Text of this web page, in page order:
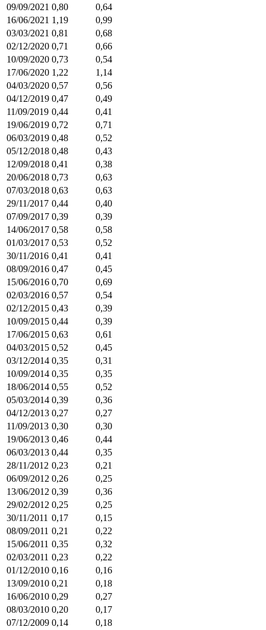
09/09/2021 0,80
0,64
16/06/2021 1,19
0,99
03/03/2021 0,81
0,68
02/12/2020 0,71
0,66
10/09/2020 0,73
0,54
17/06/2020 1,22
1,14
04/03/2020 0,57
0,56
04/12/2019 0,47
0,49
11/09/2019 0,44
0,41
19/06/2019 0,72
0,71
06/03/2019 0,48
0,52
05/12/2018 0,48
0,43
12/09/2018 0,41
0,38
20/06/2018 0,73
0,63
07/03/2018 0,63
0,63
29/11/2017 0,44
0,40
07/09/2017 0,39
0,39
14/06/2017 0,58
0,58
01/03/2017 0,53
0,52
30/11/2016 0,41
0,41
08/09/2016 0,47
0,45
15/06/2016 0,70
0,69
02/03/2016 0,57
0,54
02/12/2015 0,43
0,39
10/09/2015 0,44
0,39
17/06/2015 0,63
0,61
04/03/2015 0,52
0,45
03/12/2014 0,35
0,31
10/09/2014 0,35
0,35
18/06/2014 0,55
0,52
05/03/2014 0,39
0,36
04/12/2013 0,27
0,27
11/09/2013 0,30
0,30
19/06/2013 0,46
0,44
06/03/2013 0,44
0,35
28/11/2012 0,23
0,21
06/09/2012 0,26
0,25
13/06/2012 0,39
0,36
29/02/2012 0,25
0,25
30/11/2011 0,17
0,15
08/09/2011 0,21
0,22
15/06/2011 0,35
0,32
02/03/2011 0,23
0,22
01/12/2010 0,16
0,16
13/09/2010 0,21
0,18
16/06/2010 0,29
0,27
08/03/2010 0,20
0,17
07/12/2009 0,14
0,18